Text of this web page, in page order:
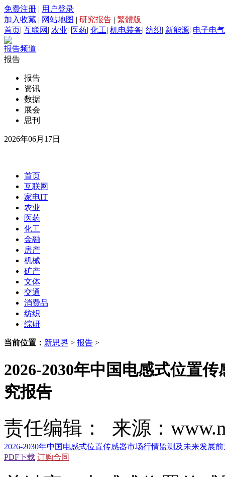
免费注册 | 用户登录
加入收藏 | 网站地图 | 研究报告 | 繁體版
首页| 互联网 | 农业| 医药| 化工| 机电装备| 纺织| 新能源| 电子电气
报告频道
报告
报告
资讯
数据
展会
思刊
2026年06月17日
首页
互联网
家电IT
农业
医药
化工
金融
房产
机械
矿产
文体
交通
消费品
纺织
综研
当前位置： 新思界 > 报告 >
2026-2030年中国电感式位置
究报告
责任编辑： 来源：
2026-2030年中国电感式位置传感器市场行情监测及未来发展
PDF下载 订购合同